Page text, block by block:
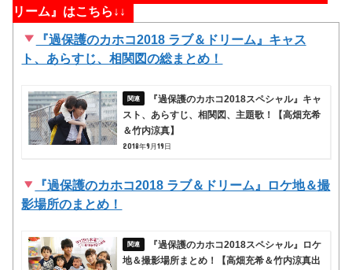
リーム』はこちら↓↓
『過保護のカホコ2018 ラブ＆ドリーム』キャス
ト、あらすじ、相関図の総まとめ！
『過保護のカホコ2018スペシャル』キャ
スト、あらすじ、相関図、主題歌！【高畑充希
＆竹内涼真】
2018年9月19日
『過保護のカホコ2018 ラブ＆ドリーム』ロケ地＆撮
影場所のまとめ！
『過保護のカホコ2018スペシャル』ロケ
地＆撮影場所まとめ！【高畑充希＆竹内涼真出